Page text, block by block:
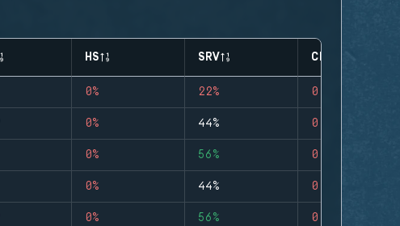
HS SRV CLUTCHES
0% 22% 0
0% 44% 0
0% 56% 0
0% 44% 0
0% 56% 0